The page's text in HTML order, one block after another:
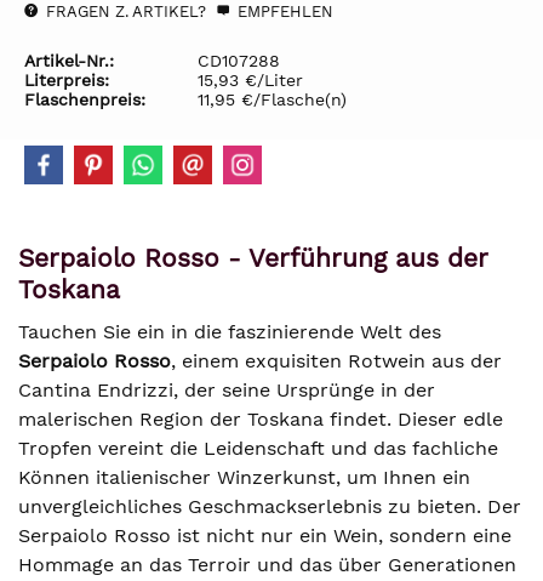
FRAGEN Z. ARTIKEL? EMPFEHLEN
Artikel-Nr.:
CD107288
Literpreis:
15,93 €/Liter
Flaschenpreis:
11,95 €/Flasche(n)
Serpaiolo Rosso - Verführung aus der
Toskana
Tauchen Sie ein in die faszinierende Welt des
Serpaiolo Rosso, einem exquisiten Rotwein aus der
Cantina Endrizzi, der seine Ursprünge in der
malerischen Region der Toskana findet. Dieser edle
Tropfen vereint die Leidenschaft und das fachliche
Können italienischer Winzerkunst, um Ihnen ein
unvergleichliches Geschmackserlebnis zu bieten. Der
Serpaiolo Rosso ist nicht nur ein Wein, sondern eine
Hommage an das Terroir und das über Generationen